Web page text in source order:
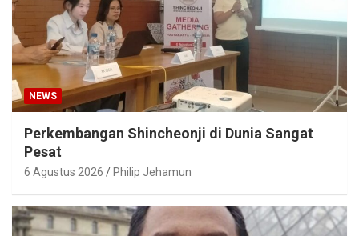
NEWS
Perkembangan Shincheonji di Dunia Sangat
Pesat
6 Agustus 2026 Philip Jehamun